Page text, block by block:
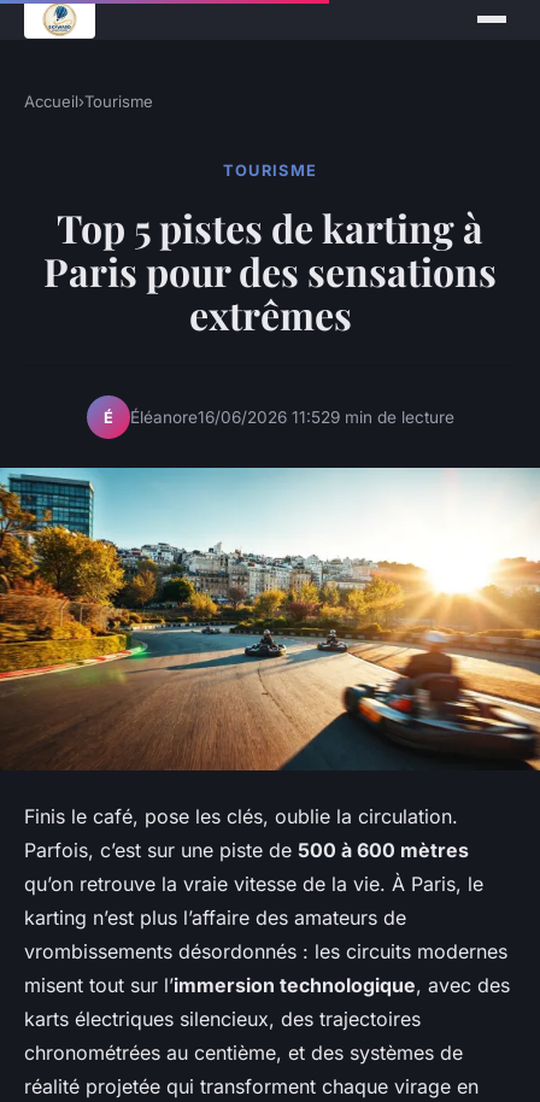
Accueil›Tourisme
TOURISME
Top 5 pistes de karting à
Paris pour des sensations
extrêmes
É Éléanore16/06/2026 11:529 min de lecture
Finis le café, pose les clés, oublie la circulation.
Parfois, c’est sur une piste de 500 à 600 mètres
qu’on retrouve la vraie vitesse de la vie. À Paris, le
karting n’est plus l’affaire des amateurs de
vrombissements désordonnés : les circuits modernes
misent tout sur l’immersion technologique, avec des
karts électriques silencieux, des trajectoires
chronométrées au centième, et des systèmes de
réalité projetée qui transforment chaque virage en